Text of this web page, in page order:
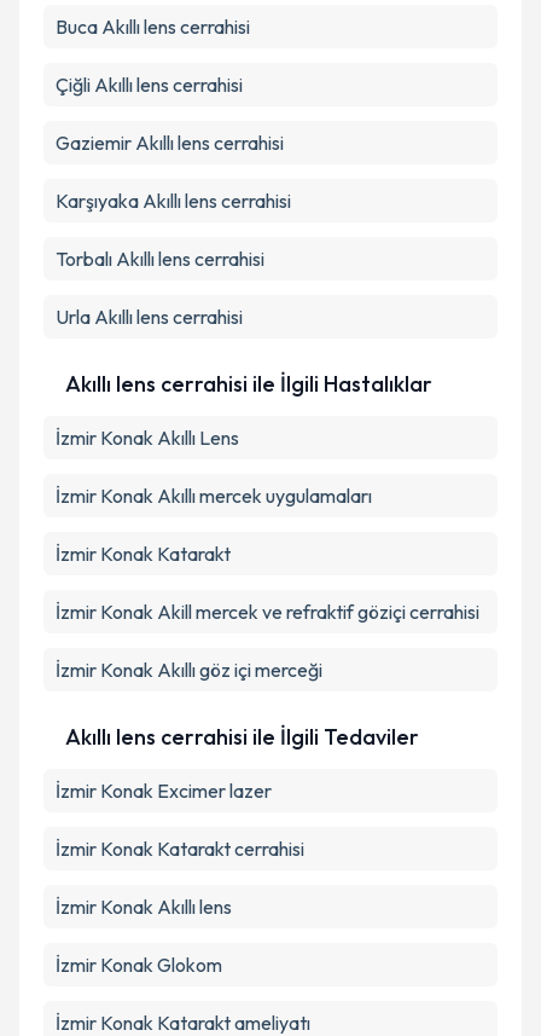
Takvim Talebini Gönder
Buca Akıllı lens cerrahisi
Çiğli Akıllı lens cerrahisi
Gaziemir Akıllı lens cerrahisi
Karşıyaka Akıllı lens cerrahisi
Torbalı Akıllı lens cerrahisi
Urla Akıllı lens cerrahisi
Akıllı lens cerrahisi ile İlgili Hastalıklar
İzmir Konak Akıllı Lens
İzmir Konak Akıllı mercek uygulamaları
İzmir Konak Katarakt
İzmir Konak Akill mercek ve refraktif göziçi cerrahisi
İzmir Konak Akıllı göz içi merceği
Akıllı lens cerrahisi ile İlgili Tedaviler
İzmir Konak Excimer lazer
İzmir Konak Katarakt cerrahisi
İzmir Konak Akıllı lens
İzmir Konak Glokom
İzmir Konak Katarakt ameliyatı